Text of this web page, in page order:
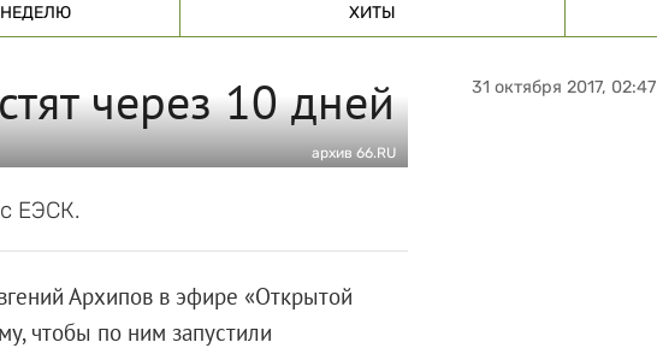
ХИТЫ
через 10 дней
архив 66.RU
ЕЭСК.
Архипов в эфире «Открытой
чтобы по ним запустили
31 октября 2017, 02:47